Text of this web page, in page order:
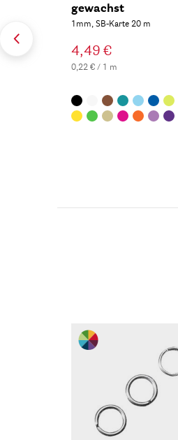
gewachst
1mm, SB-Karte 20 m
4,49 €
0,22 € / 1 m